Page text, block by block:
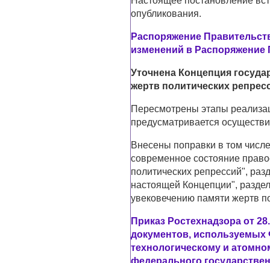
опубликования.
Распоряжение
изменений в Распоряжение
Уточнена Концепция
жертв политических
Пересмотрены этапы
предусматривается
Внесены поправки в том
современное состояние
политических репрессий",
настоящей Концепции",
увековечению памяти жертв
Приказ Ростехнадзора от
документов, используемых
технологическому и
федерального